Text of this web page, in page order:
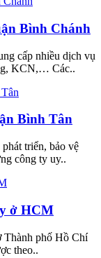
Bình Chánh
cấp nhiều dịch vụ
KCN,… Các..
Bình Tân
triển, bảo vệ
công ty uy..
ở HCM
Thành phố Hồ Chí
theo..